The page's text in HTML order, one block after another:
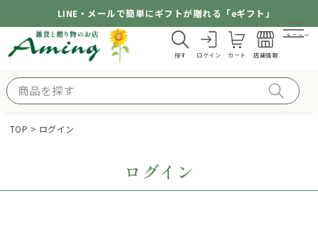
LINE・メールで簡単にギフトが贈れる「eギフト」
探す ログイン カート 店舗情報
メニュー
TOP ログイン
ログイン